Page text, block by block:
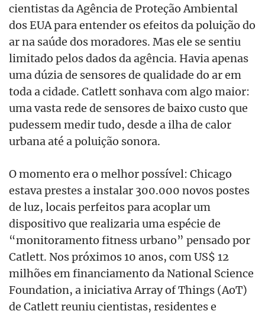
cientistas da Agência de Proteção Ambiental
dos EUA para entender os efeitos da poluição do
ar na saúde dos moradores. Mas ele se sentiu
limitado pelos dados da agência. Havia apenas
uma dúzia de sensores de qualidade do ar em
toda a cidade. Catlett sonhava com algo maior:
uma vasta rede de sensores de baixo custo que
pudessem medir tudo, desde a ilha de calor
urbana até a poluição sonora.
O momento era o melhor possível: Chicago
estava prestes a instalar 300.000 novos postes
de luz, locais perfeitos para acoplar um
dispositivo que realizaria uma espécie de
“monitoramento fitness urbano” pensado por
Catlett. Nos próximos 10 anos, com US$ 12
milhões em financiamento da National Science
Foundation, a iniciativa Array of Things (AoT)
de Catlett reuniu cientistas, residentes e